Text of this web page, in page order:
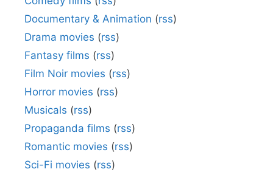
Documentary & Animation (rss)
Drama movies (rss)
Fantasy films (rss)
Film Noir movies (rss)
Horror movies (rss)
Musicals (rss)
Propaganda films (rss)
Romantic movies (rss)
Sci-Fi movies (rss)